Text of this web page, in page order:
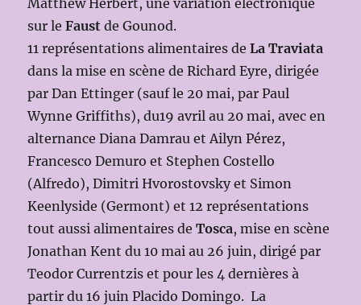
sur leFaust de Gounod.
11 représentations alimentaires deLa Traviata
dans la mise en scène de Richard Eyre, dirigée
par Dan Ettinger (sauf le 20 mai, par Paul
Wynne Griffiths), du19 avril au 20 mai, avec en
alternance Diana Damrau et Ailyn Pérez,
Francesco Demuro et Stephen Costello
(Alfredo), Dimitri Hvorostovsky et Simon
Keenlyside (Germont) et 12 représentations
tout aussi alimentaires deTosca, mise en scène
Jonathan Kent du 10 mai au 26 juin, dirigé par
Teodor Currentzis et pour les 4 dernières à
partir du 16 juin Placido Domingo. La